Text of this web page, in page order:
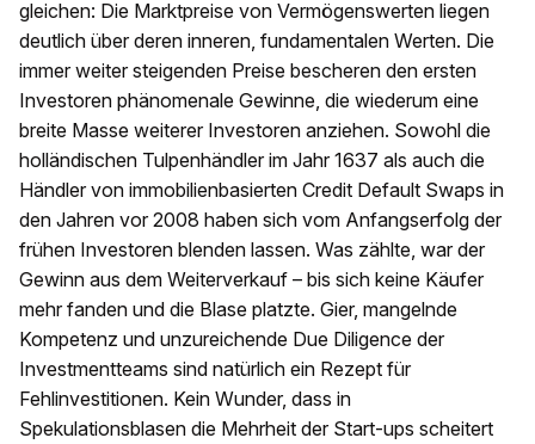
gleichen: Die Marktpreise von Vermögenswerten liegen
deutlich über deren inneren, fundamentalen Werten. Die
immer weiter steigenden Preise bescheren den ersten
Investoren phänomenale Gewinne, die wiederum eine
breite Masse weiterer Investoren anziehen. Sowohl die
holländischen Tulpenhändler im Jahr 1637 als auch die
Händler von immobilienbasierten Credit Default Swaps in
den Jahren vor 2008 haben sich vom Anfangserfolg der
frühen Investoren blenden lassen. Was zählte, war der
Gewinn aus dem Weiterverkauf – bis sich keine Käufer
mehr fanden und die Blase platzte. Gier, mangelnde
Kompetenz und unzureichende Due Diligence der
Investmentteams sind natürlich ein Rezept für
Fehlinvestitionen. Kein Wunder, dass in
Spekulationsblasen die Mehrheit der Start-ups scheitert